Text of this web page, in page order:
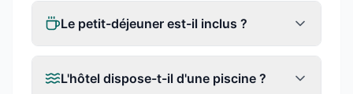
Le petit-déjeuner est-il inclus ?
L'hôtel dispose-t-il d'une piscine ?